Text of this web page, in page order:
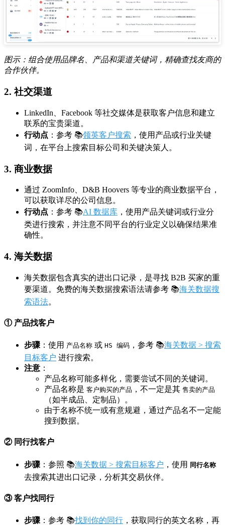
图示：组合使用品牌名、产品和渠道关键词，精确查找友商的
合作伙伴。
2. 社交渠道
LinkedIn、Facebook 等社交媒体是获取客户信息和建立
联系的宝贵渠道。
行动点 ：参考 📚领英客户搜索 ，使用产品或行业关键
词，在平台上搜索目标公司和关键决策人。
3. 商业数据
通过 ZoomInfo、D&B Hoovers 等专业的商业数据平台，
可以获取详尽的公司信息。
行动点 ：参考 📚AI 数据库 ，使用产品关键词或行业分
类进行搜索，并注意不同平台的行业定义以确保结果准
确性。
4. 海关数据
海关数据包含真实的进出口记录，是寻找 B2B 买家的重
要渠道。免费的海关数据搜索语法请参考 📚海关数据搜
索语法。
① 产品找客户
步骤 ：使用 产品名称 或 HS 编码 ，参考 📚海关数据 > 搜索
目标客户 进行搜索。
注意 ：
产品名称可能多样化，需要尝试不同的关键词。
产品名称是 客户购买的产品 ，不一定是其 售卖的产品
（如半成品、定制品）。
由于名称不统一或有意规避，通过产品名不一定能
搜到数据。
② 同行找客户
步骤 ：参照 📚海关数据 > 搜索目标客户 ，使用 同行名称
去搜索其进出口记录，分析其交易伙伴。
③ 客户找同行
步骤 ：参考 📚找到你的同行 ，获取同行的英文名称，再